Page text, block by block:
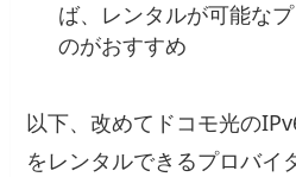
ば、レンタルが可能な
のがおすすめ
以下、改めてドコモ光の
をレンタルできるプロバイ